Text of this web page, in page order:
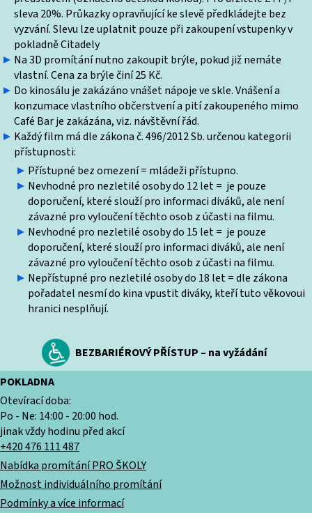
sleva 20%. Průkazky opravňující ke slevě předkládejte bez
vyzvání. Slevu lze uplatnit pouze při zakoupení vstupenky v
pokladně Citadely
Na 3D promítání nutno zakoupit brýle, pokud již nemáte
vlastní. Cena za brýle činí 25 Kč.
Do kinosálu je zakázáno vnášet nápoje ve skle. Vnášení a
konzumace vlastního občerstvení a pití zakoupeného mimo
Café Bar je zakázána, viz. návštěvní řád.
Každý film má dle zákona č. 496/2012 Sb. určenou kategorii
přístupnosti:
Přístupné bez omezení = mládeži přístupno.
Nevhodné pro nezletilé osoby do 12 let = je pouze
doporučení, které slouží pro informaci diváků, ale není
závazné pro vyloučení těchto osob z účasti na filmu.
Nevhodné pro nezletilé osoby do 15 let = je pouze
doporučení, které slouží pro informaci diváků, ale není
závazné pro vyloučení těchto osob z účasti na filmu.
Nepřístupné pro nezletilé osoby do 18 let = dle zákona
pořadatel nesmí do kina vpustit diváky, kteří tuto věkovoui
hranici nesplňují.
BEZBARIÉROVÝ PŘÍSTUP – na vyžádání
POKLADNA
Otevírací doba:
Po - Ne: 14:00 - 20:00 hod.
jinak vždy hodinu před akcí
+420 476 111 487
Nabídka promítání PRO ŠKOLY
Možnost individuálního promítání
Podmínky a více informací